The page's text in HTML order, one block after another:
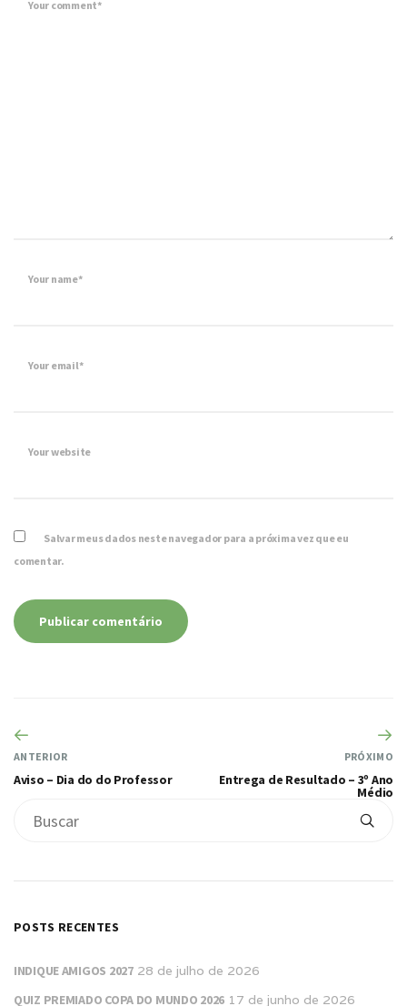
Your comment*
Your name*
Your email*
Your website
Salvar meus dados neste navegador para a próxima vez que eu
comentar.
ANTERIOR
Aviso – Dia do do Professor
PRÓXIMO
Entrega de Resultado – 3º Ano
Médio
POSTS RECENTES
INDIQUE AMIGOS 2027 28 de julho de 2026
QUIZ PREMIADO COPA DO MUNDO 2026 17 de junho de 2026